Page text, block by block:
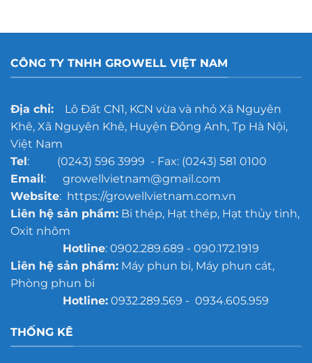
CÔNG TY TNHH GROWELL VIỆT NAM
Địa chỉ:Lô Đất CN1, KCN vừa và nhỏ Xã Nguyên
Khê, Xã Nguyên Khê, Huyện Đông Anh, Tp Hà Nội,
Việt Nam
Tel: (0243) 596 3999 - Fax: (0243) 581 0100
Email: growellvietnam@gmail.com
Website: https://growellvietnam.com.vn
Liên hệ sản phẩm:Bi thép, Hạt thép, Hạt thủy tinh,
Oxit nhôm
Hotline: 0902.289.689 - 090.172.1919
Liên hệ sản phẩm:Máy phun bi, Máy phun cát,
Phòng phun bi
Hotline:0932.289.569 - 0934.605.959
THỐNG KÊ